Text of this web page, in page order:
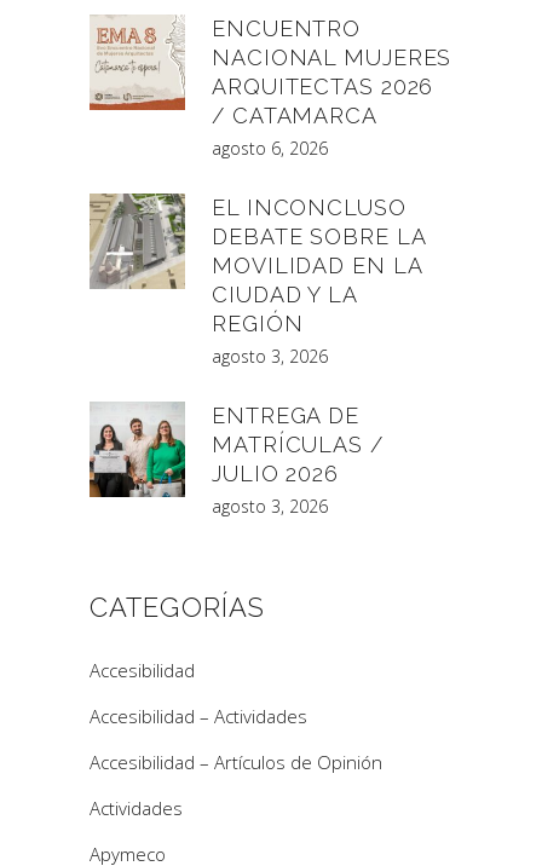
ENCUENTRO
NACIONAL MUJERES
ARQUITECTAS 2026
/ CATAMARCA
agosto 6, 2026
EL INCONCLUSO
DEBATE SOBRE LA
MOVILIDAD EN LA
CIUDAD Y LA
REGIÓN
agosto 3, 2026
ENTREGA DE
MATRÍCULAS /
JULIO 2026
agosto 3, 2026
CATEGORÍAS
Accesibilidad
Accesibilidad – Actividades
Accesibilidad – Artículos de Opinión
Actividades
Apymeco